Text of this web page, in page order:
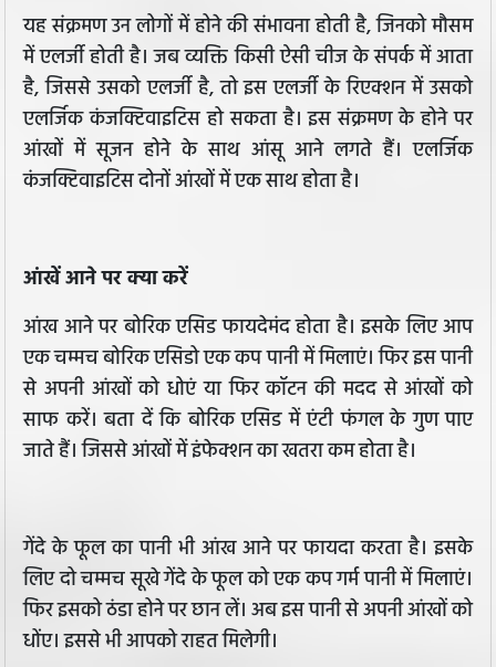
यह संक्रमण उन लोगों में होने की संभावना होती है, जिनको मौसम
में एलर्जी होती है। जब व्यक्ति किसी ऐसी चीज के संपर्क में आता
है, जिससे उसको एलर्जी है, तो इस एलर्जी के रिएक्शन में उसको
एलर्जिक कंजक्टिवाइटिस हो सकता है। इस संक्रमण के होने पर
आंखों में सूजन होने के साथ आंसू आने लगते हैं। एलर्जिक
कंजक्टिवाइटिस दोनों आंखों में एक साथ होता है।
आंखें आने पर क्या करें
आंख आने पर बोरिक एसिड फायदेमंद होता है। इसके लिए आप
एक चम्मच बोरिक एसिडो एक कप पानी में मिलाएं। फिर इस पानी
से अपनी आंखों को धोएं या फिर कॉटन की मदद से आंखों को
साफ करें। बता दें कि बोरिक एसिड में एंटी फंगल के गुण पाए
जाते हैं। जिससे आंखों में इंफेक्शन का खतरा कम होता है।
गेंदे के फूल का पानी भी आंख आने पर फायदा करता है। इसके
लिए दो चम्मच सूखे गेंदे के फूल को एक कप गर्म पानी में मिलाएं।
फिर इसको ठंडा होने पर छान लें। अब इस पानी से अपनी आंखों को
धोंए। इससे भी आपको राहत मिलेगी।